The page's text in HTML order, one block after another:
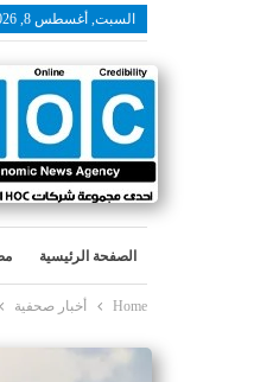
السبت, أغسطس 8, 2026
الصفحة الرئيسية
Home أخبار صحفية